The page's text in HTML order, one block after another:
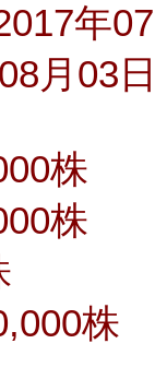
年
月03
株
株
株